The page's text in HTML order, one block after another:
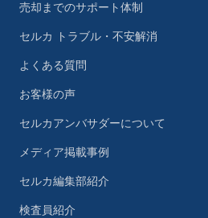
売却までのサポート体制
セルカ トラブル・不安解消
よくある質問
お客様の声
セルカアンバサダーについて
メディア掲載事例
セルカ編集部紹介
検査員紹介